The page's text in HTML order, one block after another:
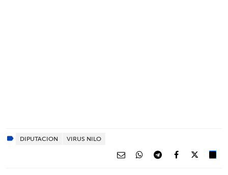
DIPUTACION VIRUS NILO